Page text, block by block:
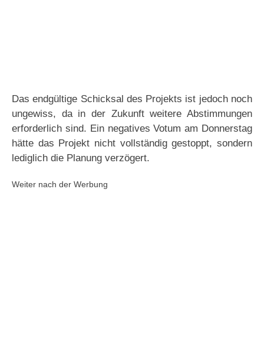
Das endgültige Schicksal des Projekts ist jedoch noch
ungewiss, da in der Zukunft weitere Abstimmungen
erforderlich sind. Ein negatives Votum am Donnerstag
hätte das Projekt nicht vollständig gestoppt, sondern
lediglich die Planung verzögert.
Weiter nach der Werbung